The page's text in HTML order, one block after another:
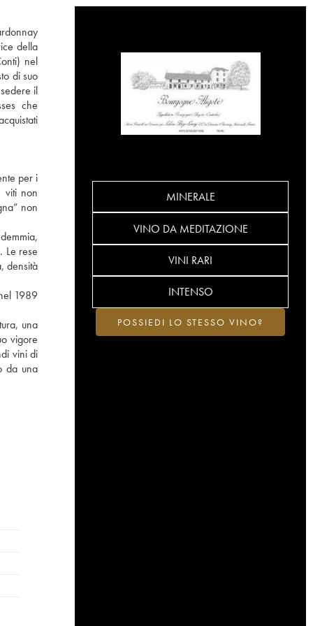
della
nel
di suo
il
che
per i
viti non
non
Le rese
densità
1989
una
vigore
vini di
da una
MINERALE
VINO DA MEDITAZIONE
VINI RARI
INTENSO
POSSIEDI LO STESSO VINO?